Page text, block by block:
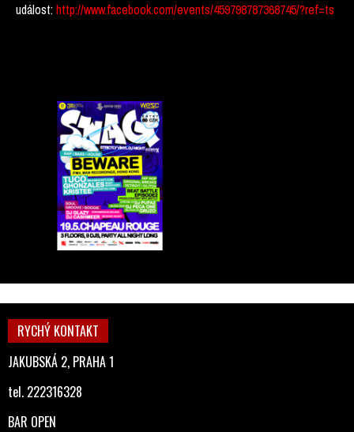
událost:http://www.facebook.com/events/459798787368745/?ref=ts
RYCHÝ KONTAKT
JAKUBSKÁ 2, PRAHA 1
tel. 222316328
BAR OPEN